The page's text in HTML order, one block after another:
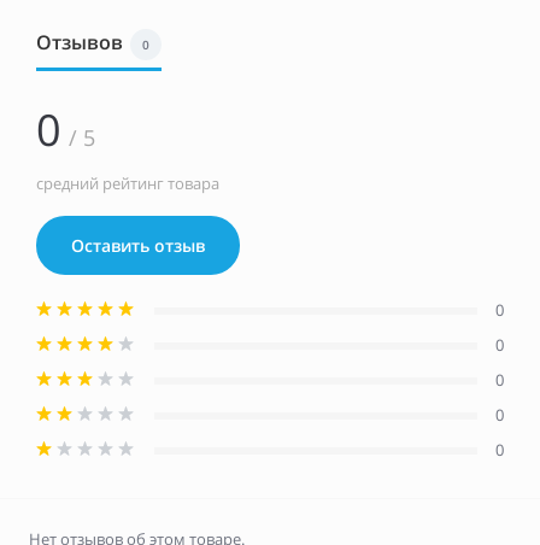
Отзывов 0
0 / 5
средний рейтинг товара
Оставить отзыв
0
0
0
0
0
Нет отзывов об этом товаре.